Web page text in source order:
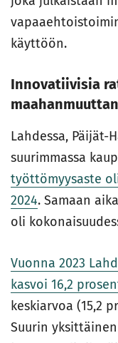
käyttöön.
Innovatiivisia
Lahdessa, Päijät-
suurimmassa
työttömyysaste
2024. Samaan
oli
Vuonna 2023
kasvoi 16,2
keskiarvoa (15,2
Suurin